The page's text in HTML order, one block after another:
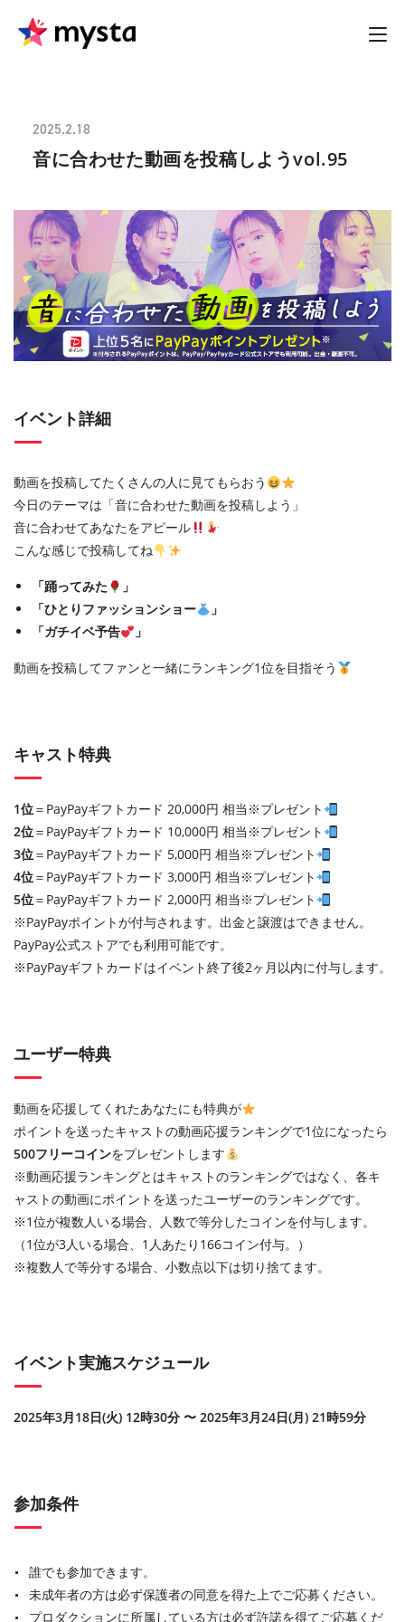
2025.2.18
音に合わせた動画を投稿しようvol.95
イベント詳細
動画を投稿してたくさんの人に見てもらおう
今日のテーマは「音に合わせた動画を投稿しよう」
音に合わせてあなたをアピール
こんな感じで投稿してね
「踊ってみた
」
「ひとりファッションショー
」
「ガチイベ予告
」
動画を投稿してファンと一緒にランキング1位を目指そう
キャスト特典
1位＝PayPayギフトカード 20,000円 相当※プレゼント
2位＝PayPayギフトカード 10,000円 相当※プレゼント
3位＝PayPayギフトカード 5,000円 相当※プレゼント
4位＝PayPayギフトカード 3,000円 相当※プレゼント
5位＝PayPayギフトカード 2,000円 相当※プレゼント
※PayPayポイントが付与されます。出金と譲渡はできません。
PayPay公式ストアでも利用可能です。
※PayPayギフトカードはイベント終了後2ヶ月以内に付与します。
ユーザー特典
動画を応援してくれたあなたにも特典が
ポイントを送ったキャストの動画応援ランキングで1位になったら
500フリーコインをプレゼントします
※動画応援ランキングとはキャストのランキングではなく、各キ
ャストの動画にポイントを送ったユーザーのランキングです。
※1位が複数人いる場合、人数で等分したコインを付与します。
（1位が3人いる場合、1人あたり166コイン付与。）
※複数人で等分する場合、小数点以下は切り捨てます。
イベント実施スケジュール
2025年3月18日(火) 12時30分 〜 2025年3月24日(月) 21時59分
参加条件
誰でも参加できます。
未成年者の方は必ず保護者の同意を得た上でご応募ください。
プロダクションに所属している方は必ず許諾を得てご応募くだ